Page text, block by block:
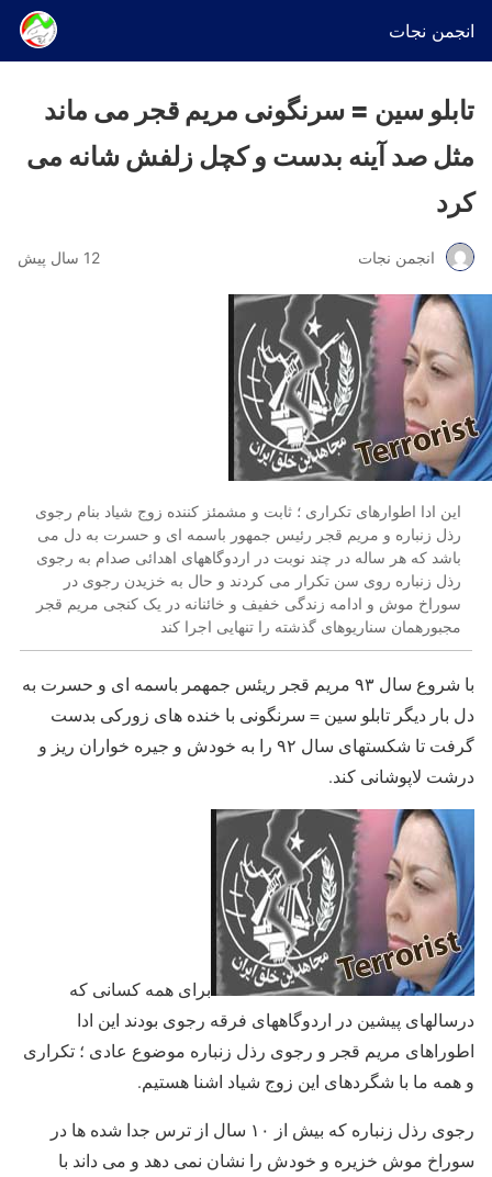
انجمن نجات
تابلو سین = سرنگونی مریم قجر می ماند
مثل صد آینه بدست و کچل زلفش شانه می
کرد
انجمن نجات 12 سال پیش
این ادا اطوارهای تکراری ؛ ثابت و مشمئز کننده زوج شیاد بنام رجوی
رذل زنباره و مریم قجر رئیس جمهور باسمه ای و حسرت به دل می
باشد که هر ساله در چند نوبت در اردوگاههای اهدائی صدام به رجوی
رذل زنباره روی سن تکرار می کردند و حال به خزیدن رجوی در
سوراخ موش و ادامه زندگی خفیف و خائنانه در یک کنجی مریم قجر
مجبورهمان سناریوهای گذشته را تنهایی اجرا کند
با شروع سال ۹۳ مریم قجر ریئس جمهمر باسمه ای و حسرت به
دل بار دیگر تابلو سین = سرنگونی با خنده های زورکی بدست
گرفت تا شکستهای سال ۹۲ را به خودش و جیره خواران ریز و
درشت لاپوشانی کند.
برای همه کسانی که
درسالهای پیشین در اردوگاههای فرقه رجوی بودند این ادا
اطوراهای مریم قجر و رجوی رذل زنباره موضوع عادی ؛ تکراری
و همه ما با شگردهای این زوج شیاد اشنا هستیم.
رجوی رذل زنباره که بیش از ۱۰ سال از ترس جدا شده ها در
سوراخ موش خزیره و خودش را نشان نمی دهد و می داند با